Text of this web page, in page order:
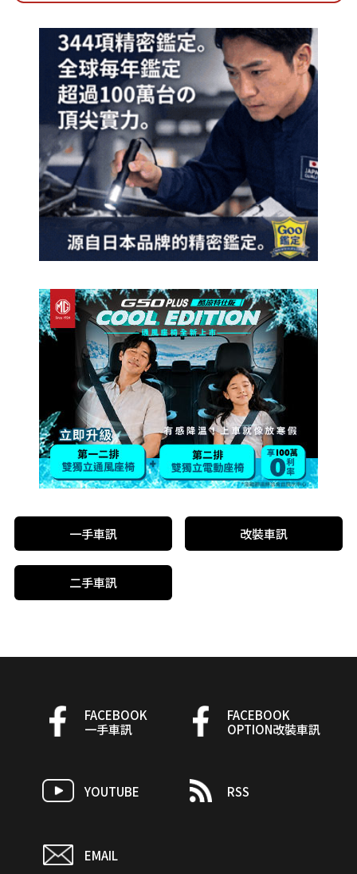
一手車訊 改裝車訊
二手車訊
FACEBOOK
一手車訊
FACEBOOK
OPTION改裝車訊
YOUTUBE RSS
EMAIL